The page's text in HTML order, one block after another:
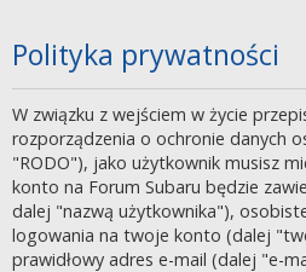
Polityka prywatności
W związku z wejściem w życie
rozporządzenia o ochronie danych
"RODO"), jako użytkownik musisz
konto na Forum Subaru będzie
dalej "nazwą użytkownika"),
logowania na twoje konto (dalej
prawidłowy adres e-mail (dalej "e-